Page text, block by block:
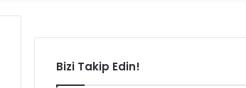
Bizi Takip Edin!